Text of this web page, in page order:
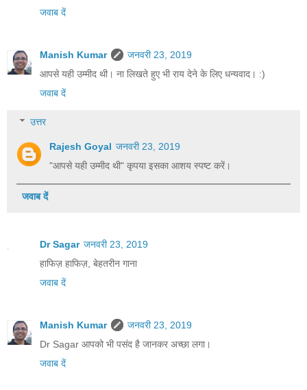
जवाब दें
Manish Kumar
जनवरी 23, 2019
आपसे यही उम्मीद थी। ना लिखते हुए भी राय देने के लिए धन्यवाद। :)
जवाब दें
उत्तर
Rajesh Goyal जनवरी 23, 2019
"आपसे यही उम्मीद थी" कृपया इसका आशय स्पष्ट करें।
जवाब दें
Dr Sagar जनवरी 23, 2019
हाफिज़ हाफिज़, बेहतरीन गाना
जवाब दें
Manish Kumar
जनवरी 23, 2019
Dr Sagar आपको भी पसंद है जानकर अच्छा लगा।
जवाब दें